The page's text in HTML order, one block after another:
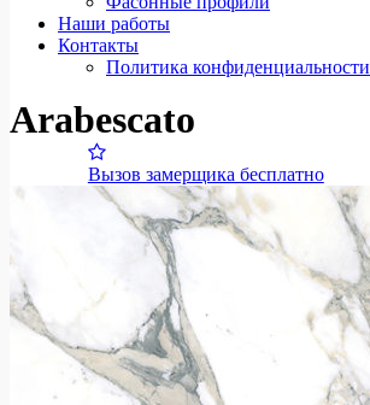
Наши работы
Контакты
Политика конфиденциальности
Arabescato
Вызов замерщика бесплатно